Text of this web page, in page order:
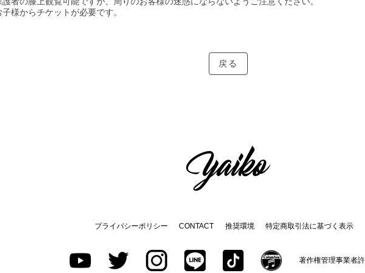
様からチケットが必要です。
戻る
プライバシーポリシー CONTACT 推奨環境 特定商取引法に基づく表示
著作権管理事業者